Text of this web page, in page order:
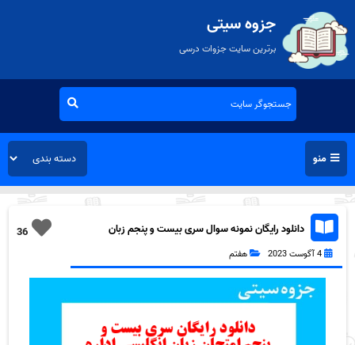
جزوه سیتی
برترین سایت جزوات درسی
منو
36
دانلود رایگان نمونه سوال سری بیست و پنجم زبان
انگلیسی هفتم به همراه pdf
4 آگوست 2023 هفتم